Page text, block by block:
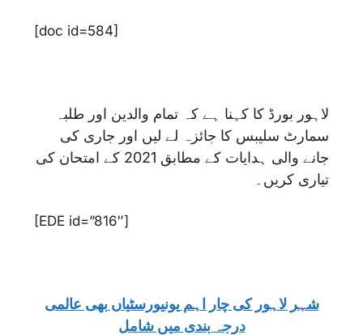
[doc id=584]
لاہور بورڈ کا کہنا ہے کہ تمام والدین اور طلبہ
سمارٹ سلیبس کا جائزہ لے لیں اور جاری کی
جانے والی ہدایات کے مطابق 2021 کے امتحان کی
تیاری کریں۔
[EDE id=”816″]
شہر لاہور کی چار اہم یونیورسٹیاں بھی عالمی
درجہ بندی میں شامل